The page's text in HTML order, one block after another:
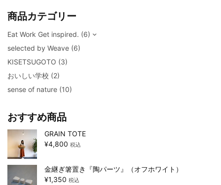
商品カテゴリー
Eat Work Get inspired. (6)
selected by Weave (6)
KISETSUGOTO (3)
おいしい学校 (2)
sense of nature (10)
おすすめ商品
GRAIN TOTE
¥4,800 税込
金継ぎ箸置き『陶パーツ』（オフホワイト）
¥1,350 税込